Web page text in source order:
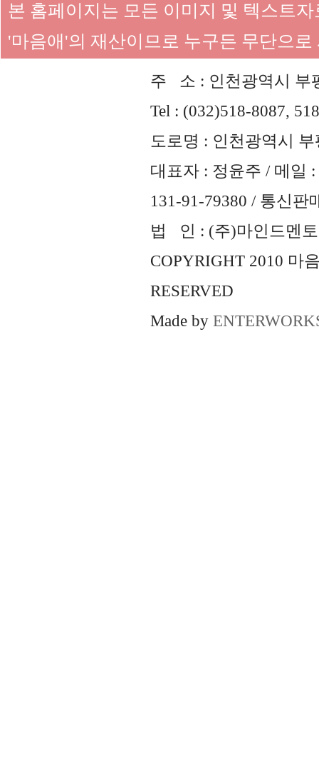
본 홈페이지는 모든 이미지 및 텍스트
'마음애'의 재산이므로 누구든 무단으
주 소 : 인천광역시 부
Tel : (032)518-8087,
도로명 : 인천광역시
대표자 : 정윤주 / 메일 :
131-91-79380 / 통신판
법 인 : (주)마인드멘토
COPYRIGHT 2010 마
RESERVED
Made by